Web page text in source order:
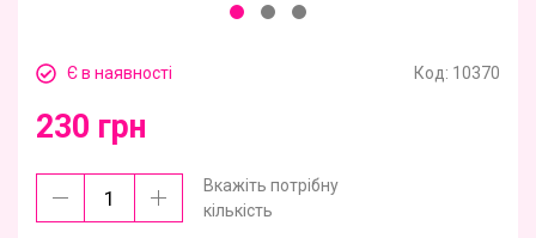
Є в наявності Код: 10370
230 грн
Вкажіть потрібну
кількість